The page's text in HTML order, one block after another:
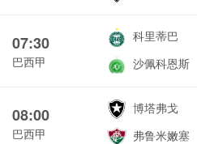
07:30
巴西甲
科里蒂巴
沙佩科恩斯
08:00
巴西甲
博塔弗戈
弗鲁米嫩塞